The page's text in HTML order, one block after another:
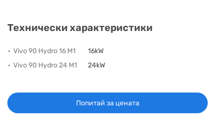
Технически характеристики
Vivo 90 Hydro 16 M1
16kW
Vivo 90 Hydro 24 M1
24kW
Попитай за цената